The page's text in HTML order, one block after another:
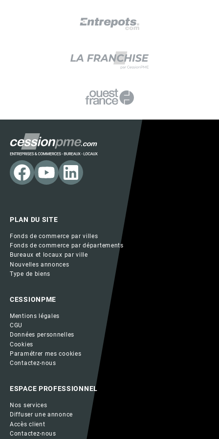
PLAN DU SITE
Fonds de commerce par villes
Fonds de commerce par départements
Bureaux et locaux par ville
Nouvelles annonces
Type de biens
CESSIONPME
Mentions légales
CGU
Données personnelles
Cookies
Paramétrer mes cookies
Contactez-nous
ESPACE PROFESSIONNEL
Nos services
Diffuser une annonce
Accès client
Contactez-nous